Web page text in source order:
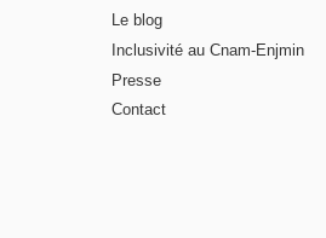
Le blog
Inclusivité au Cnam-Enjmin
Presse
Contact